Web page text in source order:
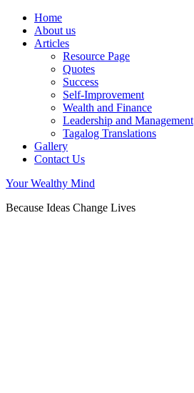
Home
About us
Articles
Resource Page
Quotes
Success
Self-Improvement
Wealth and Finance
Leadership and Management
Tagalog Translations
Gallery
Contact Us
Your Wealthy Mind
Because Ideas Change Lives